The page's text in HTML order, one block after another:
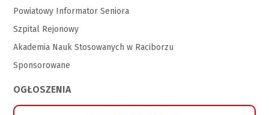
Powiatowy Informator Seniora
Szpital Rejonowy
Akademia Nauk Stosowanych w Raciborzu
Sponsorowane
OGŁOSZENIA